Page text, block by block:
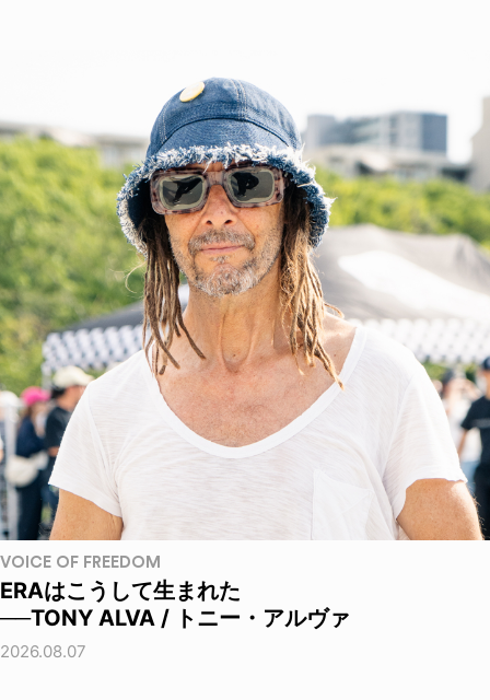
VOICE OF FREEDOM
ERAはこうして生まれた
──TONY ALVA / トニー・アルヴァ
2026.08.07